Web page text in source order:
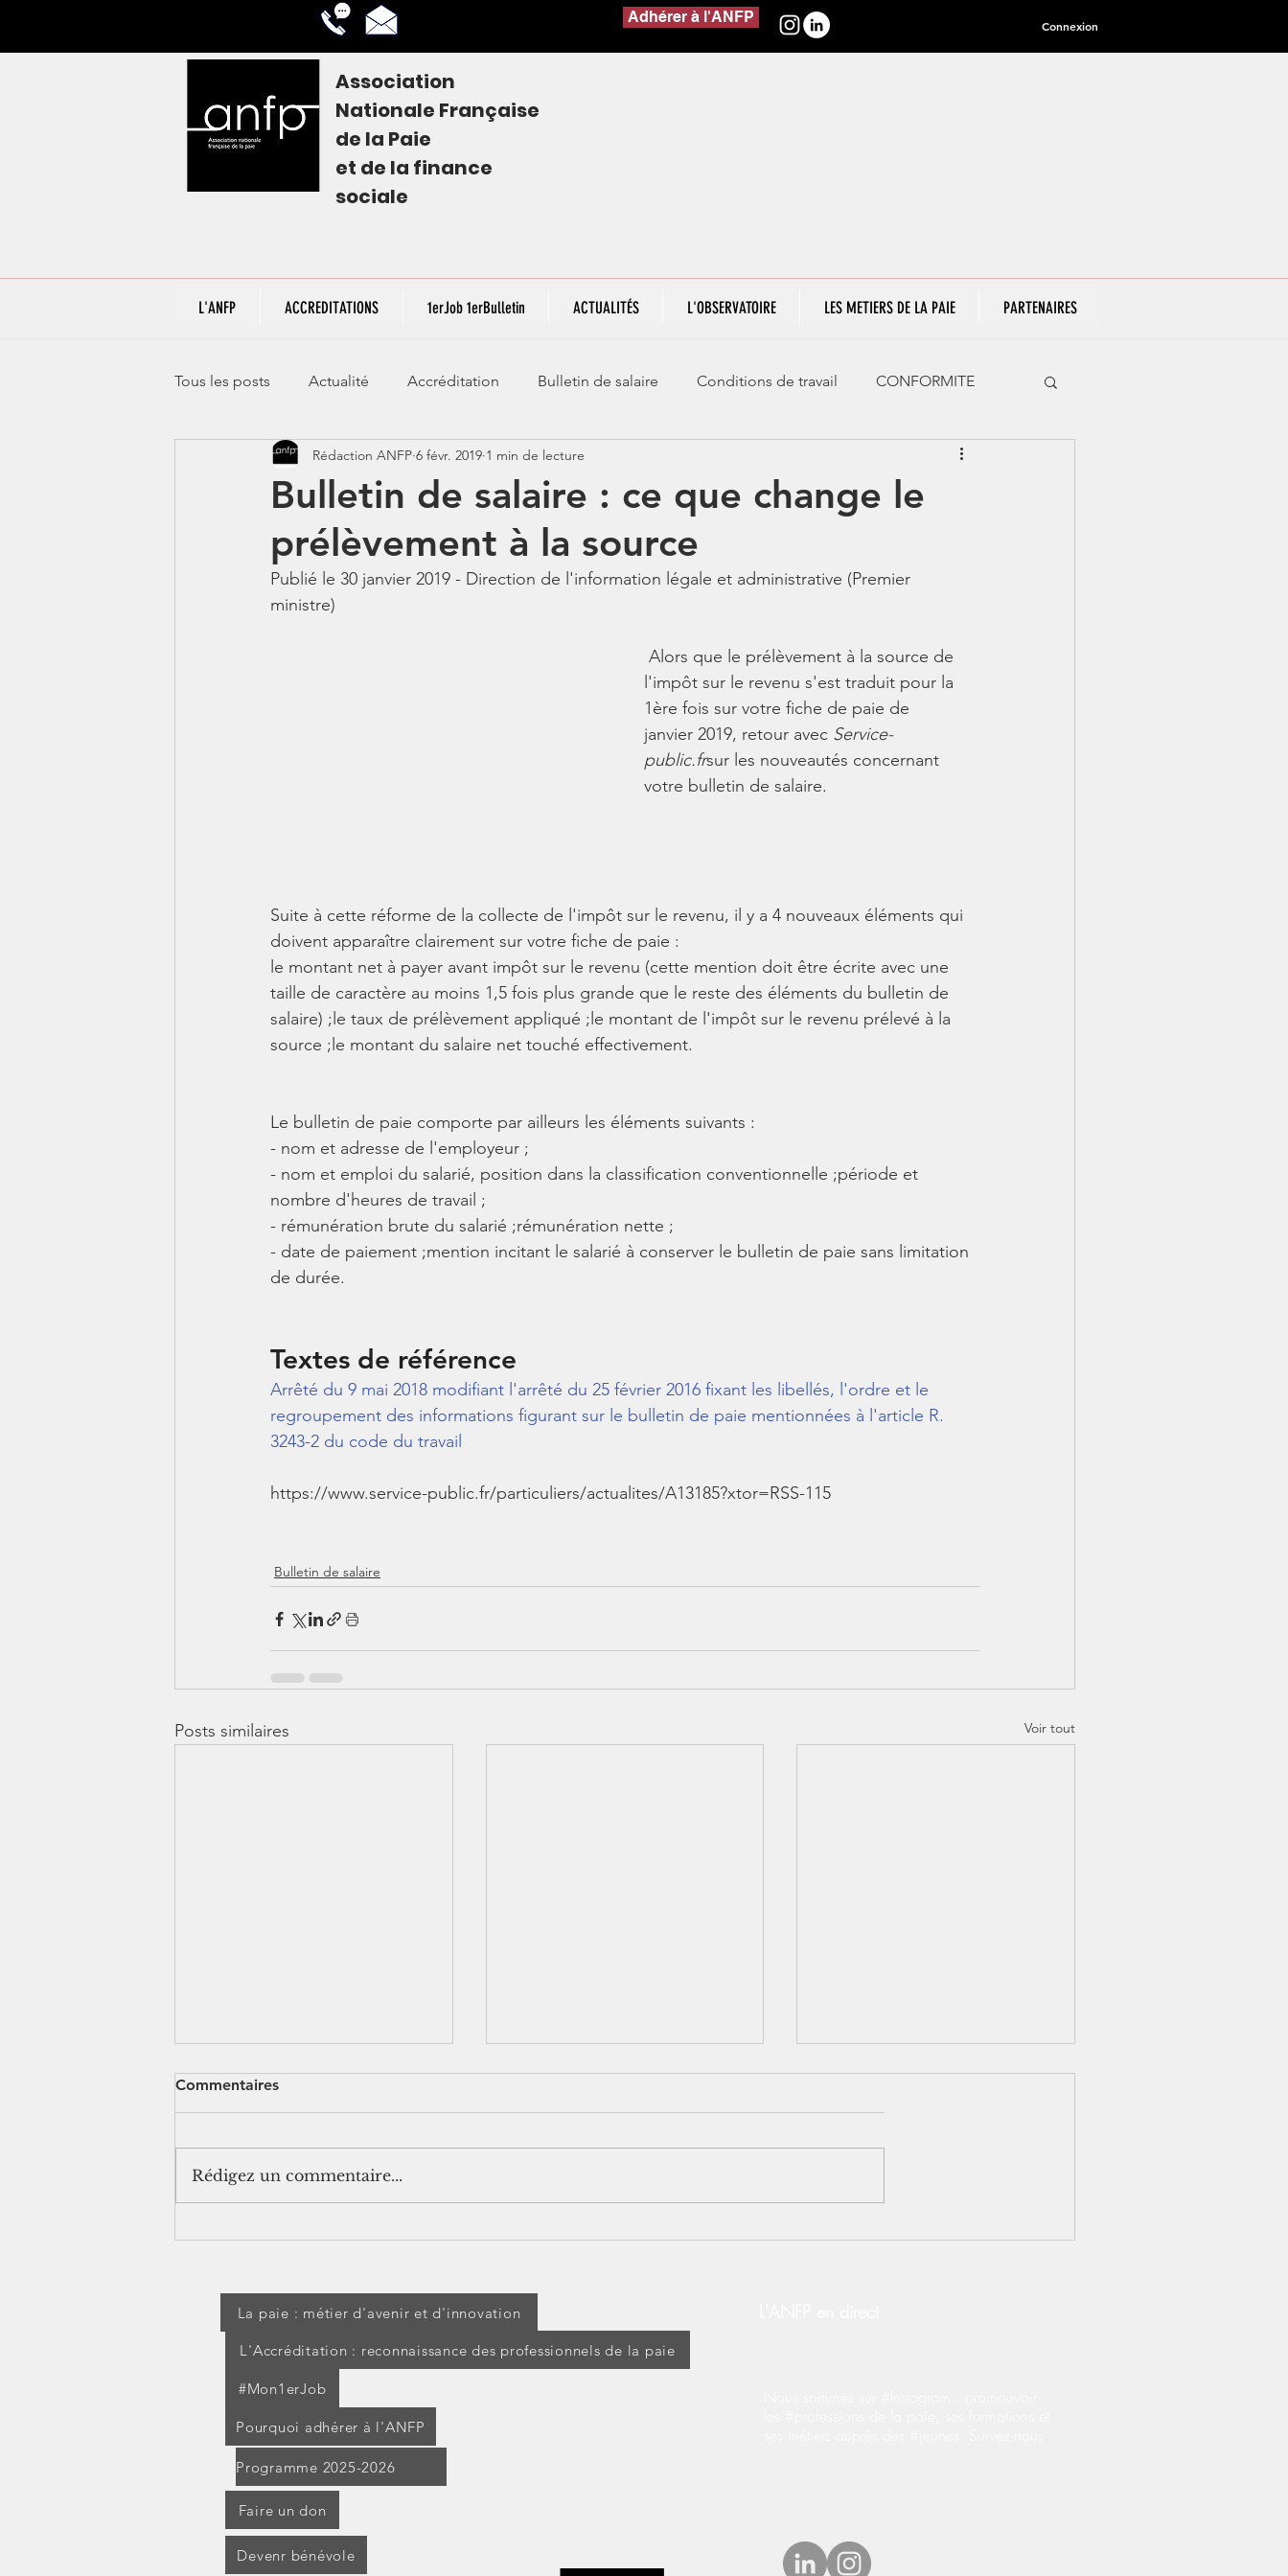
Adhérer à l'ANFP Connexion
Association
Nationale Française
de la Paie
et de la finance
sociale
L'ANFP ACCREDITATIONS 1erJob 1erBulletin ACTUALITÉS L'OBSERVATOIRE LES METIERS DE LA PAIE PARTENAIRES
Tous les posts Actualité Accréditation Bulletin de salaire Conditions de travail CONFORMITE
CORONAVIRUS - COVID 19 Jurisprudence Rémunération
Jeunes - 1erJob1erBP DSN BOSS Contrats aidés Jours fériés
Bulletin de salaire : ce que change le
prélèvement à la source
Rédaction ANFP 6 févr. 2019 1 min de lecture
Publié le 30 janvier 2019 - Direction de l'information légale et administrative (Premier
ministre)
l'impôt sur le revenu s'est traduit pour la
1ère fois sur votre fiche de paie de
janvier 2019, retour avec Service-
public.frsur les nouveautés concernant
votre bulletin de salaire.
Suite à cette réforme de la collecte de l'impôt sur le revenu, il y a 4 nouveaux éléments qui
doivent apparaître clairement sur votre fiche de paie :
le montant net à payer avant impôt sur le revenu (cette mention doit être écrite avec une
taille de caractère au moins 1,5 fois plus grande que le reste des éléments du bulletin de
salaire) ;le taux de prélèvement appliqué ;le montant de l'impôt sur le revenu prélevé à la
source ;le montant du salaire net touché effectivement.
Le bulletin de paie comporte par ailleurs les éléments suivants :
- nom et adresse de l'employeur ;
- nom et emploi du salarié, position dans la classification conventionnelle ;période et
nombre d'heures de travail ;
- rémunération brute du salarié ;rémunération nette ;
- date de paiement ;mention incitant le salarié à conserver le bulletin de paie sans limitation
de durée.
Textes de référence
Arrêté du 9 mai 2018 modifiant l'arrêté du 25 février 2016 fixant les libellés, l'ordre et le
regroupement des informations figurant sur le bulletin de paie mentionnées à l'article R.
3243-2 du code du travail
https://www.service-public.fr/particuliers/actualites/A13185?xtor=RSS-115
Bulletin de salaire
Posts similaires Voir tout
quels défis ?
Commentaires
Rédigez un commentaire...
La paie : métier d'avenir et d'innovation
L'Accréditation : reconnaissance des professionnels de la paie
#Mon1erJob
Pourquoi adhérer à l'ANFP
Programme 2025-2026
Faire un don
Devenr bénévole